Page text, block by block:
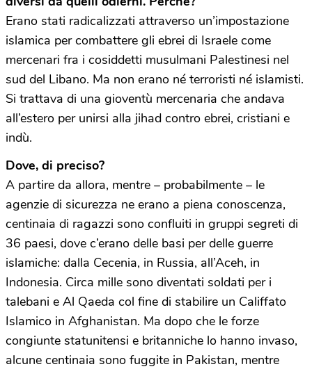
Erano stati radicalizzati attraverso un’impostazione
islamica per combattere gli ebrei di Israele come
mercenari fra i cosiddetti musulmani Palestinesi nel
sud del Libano. Ma non erano né terroristi né islamisti.
Si trattava di una gioventù mercenaria che andava
all’estero per unirsi alla jihad contro ebrei, cristiani e
indù.
Dove, di preciso?
A partire da allora, mentre – probabilmente – le
agenzie di sicurezza ne erano a piena conoscenza,
centinaia di ragazzi sono confluiti in gruppi segreti di
36 paesi, dove c’erano delle basi per delle guerre
islamiche: dalla Cecenia, in Russia, all’Aceh, in
Indonesia. Circa mille sono diventati soldati per i
talebani e Al Qaeda col fine di stabilire un Califfato
Islamico in Afghanistan. Ma dopo che le forze
congiunte statunitensi e britanniche lo hanno invaso,
alcune centinaia sono fuggite in Pakistan, mentre